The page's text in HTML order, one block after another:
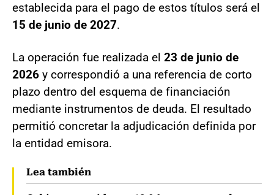
establecida para el pago de estos títulos será el
15 de junio de 2027.
La operación fue realizada el 23 de junio de
2026 y correspondió a una referencia de corto
plazo dentro del esquema de financiación
mediante instrumentos de deuda. El resultado
permitió concretar la adjudicación definida por
la entidad emisora.
Lea también